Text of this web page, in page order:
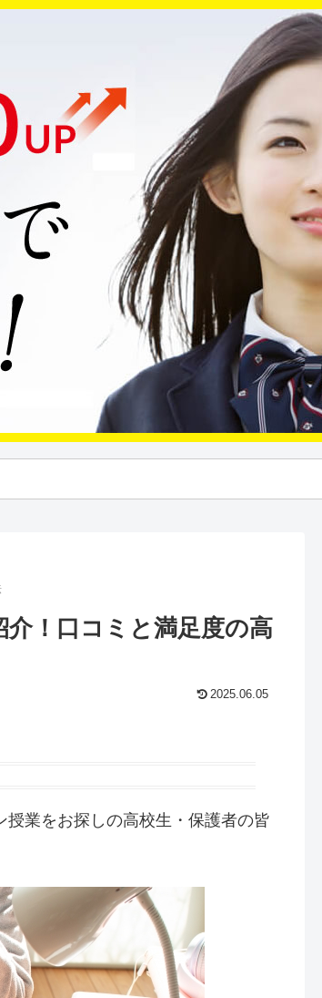
！口コミと満足度の高
2025.06.05
業をお探しの高校生・保護者の皆